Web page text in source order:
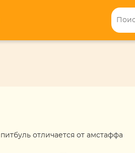
отличается от амстаффа